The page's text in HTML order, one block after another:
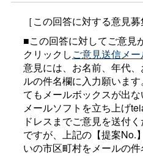
［この回答に対する意見募
■この回答に対してご意見
クリックしご意見送信メ
意見には、お名前、年代
ルの件名欄に入力願いま
てもメールボックスが出
メールソフトを立ち上げ
ドレスまでご意見を送付
ですが、上記の【提案No.
いの市区町村をメールの件